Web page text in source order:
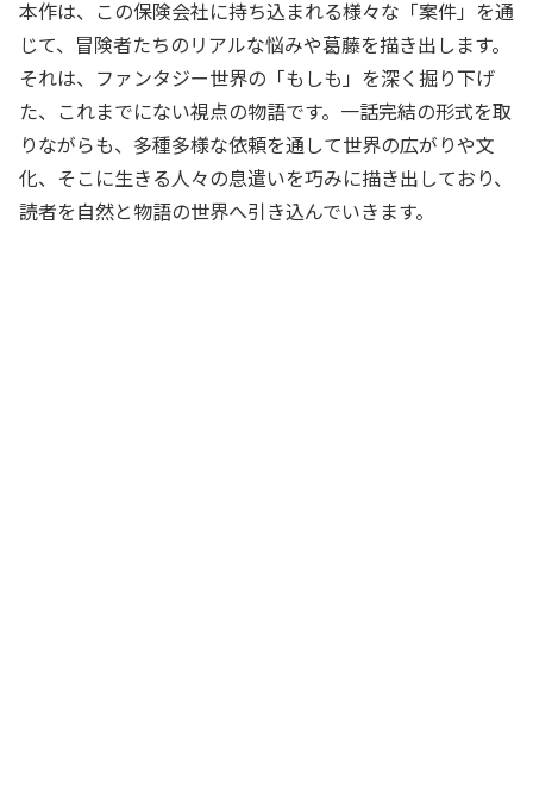
本作は、この保険会社に持ち込まれる様々な「案件」を通
じて、冒険者たちのリアルな悩みや葛藤を描き出します。
それは、ファンタジー世界の「もしも」を深く掘り下げ
た、これまでにない視点の物語です。一話完結の形式を取
りながらも、多種多様な依頼を通して世界の広がりや文
化、そこに生きる人々の息遣いを巧みに描き出しており、
読者を自然と物語の世界へ引き込んでいきます。